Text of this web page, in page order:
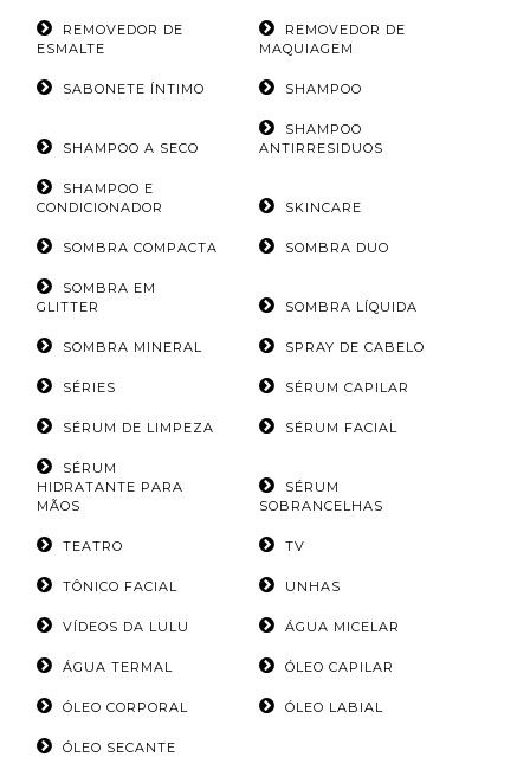
REMOVEDOR DE
ESMALTE
REMOVEDOR DE
MAQUIAGEM
SABONETE ÍNTIMO SHAMPOO
SHAMPOO A SECO
SHAMPOO
ANTIRRESIDUOS
SHAMPOO E
CONDICIONADOR
SKINCARE
SOMBRA COMPACTA SOMBRA DUO
SOMBRA EM
GLITTER
SOMBRA LÍQUIDA
SOMBRA MINERAL SPRAY DE CABELO
SÉRIES SÉRUM CAPILAR
SÉRUM DE LIMPEZA SÉRUM FACIAL
SÉRUM
HIDRATANTE PARA
MÃOS
SÉRUM
SOBRANCELHAS
TEATRO TV
TÔNICO FACIAL UNHAS
VÍDEOS DA LULU ÁGUA MICELAR
ÁGUA TERMAL ÓLEO CAPILAR
ÓLEO CORPORAL ÓLEO LABIAL
ÓLEO SECANTE